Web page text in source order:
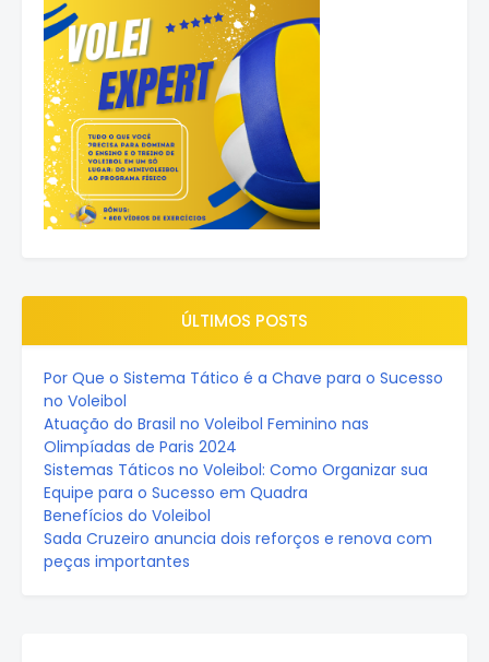
ÚLTIMOS POSTS
Por Que o Sistema Tático é a Chave para o Sucesso
no Voleibol
Atuação do Brasil no Voleibol Feminino nas
Olimpíadas de Paris 2024
Sistemas Táticos no Voleibol: Como Organizar sua
Equipe para o Sucesso em Quadra
Benefícios do Voleibol
Sada Cruzeiro anuncia dois reforços e renova com
peças importantes